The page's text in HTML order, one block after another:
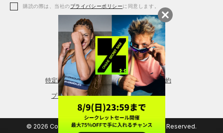
アクセサリー
レギンス＆タイツ
シューズ
購読の際は、当社のプライバシーポリシーに同意します。
特定商取引法に基づく通販の表記 会員規約
プライバシーポリシー
© 2026 Copyright DOME Corporation. All Rights Reserved.